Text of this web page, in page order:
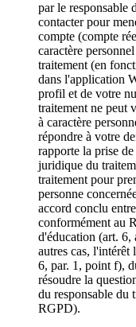
par le responsable
contacter pour
compte (compte
caractère
traitement (en
dans l'application
profil et de votre
traitement ne peut
à caractère
répondre à votre
rapporte la prise
juridique du
traitement pour
personne
accord conclu
conformément au
d'éducation (art.
autres cas, l'intérêt
6, par. 1, point f),
résoudre la
du responsable du
RGPD).